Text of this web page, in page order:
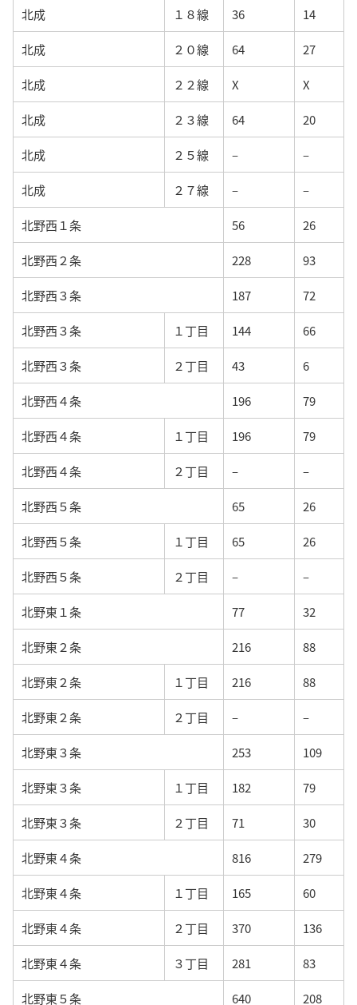
北成 １８線 36 14
北成 ２０線 64 27
北成 ２２線 X X
北成 ２３線 64 20
北成 ２５線 – –
北成 ２７線 – –
北野西１条 56 26
北野西２条 228 93
北野西３条 187 72
北野西３条 １丁目 144 66
北野西３条 ２丁目 43 6
北野西４条 196 79
北野西４条 １丁目 196 79
北野西４条 ２丁目 – –
北野西５条 65 26
北野西５条 １丁目 65 26
北野西５条 ２丁目 – –
北野東１条 77 32
北野東２条 216 88
北野東２条 １丁目 216 88
北野東２条 ２丁目 – –
北野東３条 253 109
北野東３条 １丁目 182 79
北野東３条 ２丁目 71 30
北野東４条 816 279
北野東４条 １丁目 165 60
北野東４条 ２丁目 370 136
北野東４条 ３丁目 281 83
北野東５条 640 208